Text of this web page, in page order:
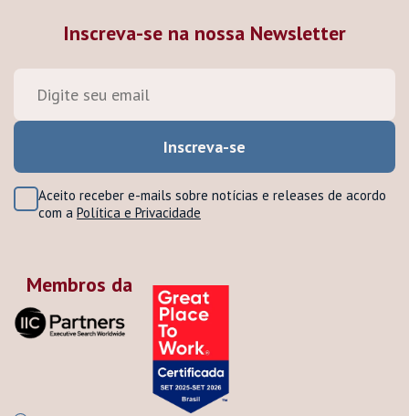
Inscreva-se na nossa Newsletter
Aceito receber e-mails sobre notícias e releases de acordo
com a Política e Privacidade
Membros da